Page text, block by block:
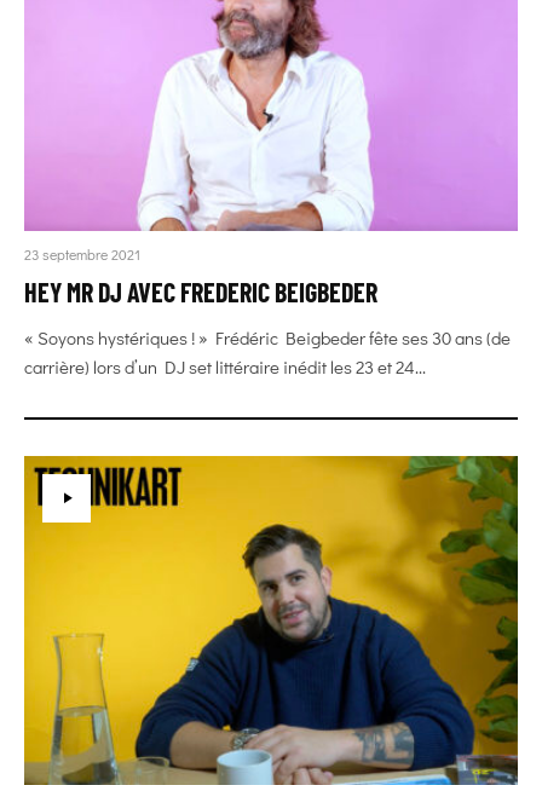
23 septembre 2021
HEY MR DJ AVEC FREDERIC BEIGBEDER
« Soyons hystériques ! » Frédéric Beigbeder fête ses 30 ans (de
carrière) lors d’un DJ set littéraire inédit les 23 et 24...